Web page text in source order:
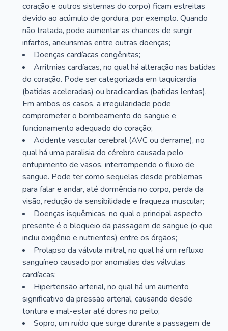
coração e outros sistemas do corpo) ficam estreitas
devido ao acúmulo de gordura, por exemplo. Quando
não tratada, pode aumentar as chances de surgir
infartos, aneurismas entre outras doenças;
Doenças cardíacas congênitas;
Arritmias cardíacas, no qual há alteração nas batidas
do coração. Pode ser categorizada em taquicardia
(batidas aceleradas) ou bradicardias (batidas lentas).
Em ambos os casos, a irregularidade pode
comprometer o bombeamento do sangue e
funcionamento adequado do coração;
Acidente vascular cerebral (AVC ou derrame), no
qual há uma paralisia do cérebro causada pelo
entupimento de vasos, interrompendo o fluxo de
sangue. Pode ter como sequelas desde problemas
para falar e andar, até dormência no corpo, perda da
visão, redução da sensibilidade e fraqueza muscular;
Doenças isquêmicas, no qual o principal aspecto
presente é o bloqueio da passagem de sangue (o que
inclui oxigênio e nutrientes) entre os órgãos;
Prolapso da válvula mitral, no qual há um refluxo
sanguíneo causado por anomalias das válvulas
cardíacas;
Hipertensão arterial, no qual há um aumento
significativo da pressão arterial, causando desde
tontura e mal-estar até dores no peito;
Sopro, um ruído que surge durante a passagem de